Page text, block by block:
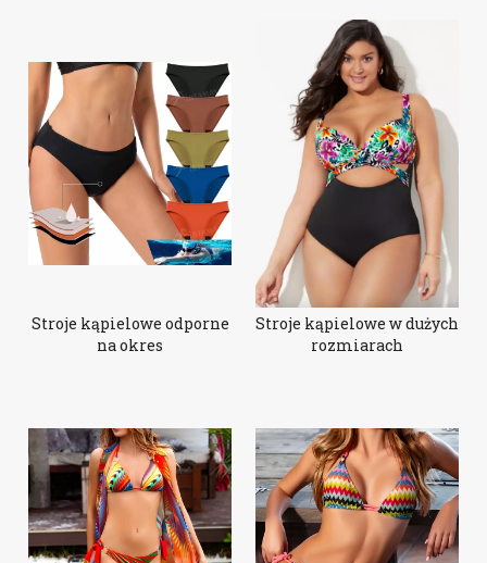
Stroje kąpielowe odporne
na okres
Stroje kąpielowe w dużych
rozmiarach